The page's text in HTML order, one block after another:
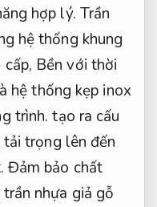
hợp lý. Trần
hệ thống khung
Bền với thời
hệ thống kẹp inox
trình. tạo ra cấu
trọng lên đến
Đảm bảo chất
nhựa giả gỗ